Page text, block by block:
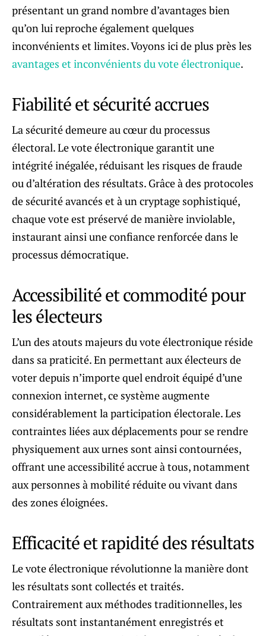
présentant un grand nombre d’avantages bien
qu’on lui reproche également quelques
inconvénients et limites. Voyons ici de plus près les
avantages et inconvénients du vote électronique.
Fiabilité et sécurité accrues
La sécurité demeure au cœur du processus
électoral. Le vote électronique garantit une
intégrité inégalée, réduisant les risques de fraude
ou d’altération des résultats. Grâce à des protocoles
de sécurité avancés et à un cryptage sophistiqué,
chaque vote est préservé de manière inviolable,
instaurant ainsi une confiance renforcée dans le
processus démocratique.
Accessibilité et commodité pour
les électeurs
L’un des atouts majeurs du vote électronique réside
dans sa praticité. En permettant aux électeurs de
voter depuis n’importe quel endroit équipé d’une
connexion internet, ce système augmente
considérablement la participation électorale. Les
contraintes liées aux déplacements pour se rendre
physiquement aux urnes sont ainsi contournées,
offrant une accessibilité accrue à tous, notamment
aux personnes à mobilité réduite ou vivant dans
des zones éloignées.
Efficacité et rapidité des résultats
Le vote électronique révolutionne la manière dont
les résultats sont collectés et traités.
Contrairement aux méthodes traditionnelles, les
résultats sont instantanément enregistrés et